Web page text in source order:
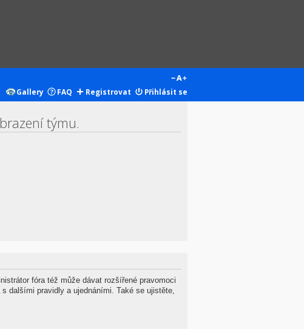
Gallery
FAQ Registrovat Přihlásit se
týmu.
fóra též může dávat rozšířené pravomoci
dalšími pravidly a ujednáními. Také se ujistěte,